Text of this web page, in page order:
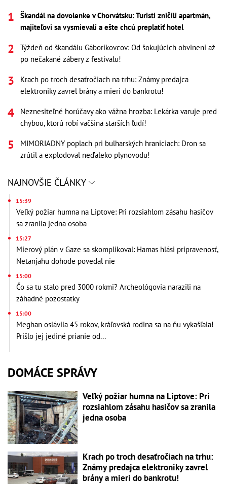
Škandál na dovolenke v Chorvátsku: Turisti zničili apartmán,
majiteľovi sa vysmievali a ešte chcú preplatiť hotel
Týždeň od škandálu Gáboríkovcov: Od šokujúcich obvinení až
po nečakané zábery z festivalu!
Krach po troch desaťročiach na trhu: Známy predajca
elektroniky zavrel brány a mieri do bankrotu!
Neznesiteľné horúčavy ako vážna hrozba: Lekárka varuje pred
chybou, ktorú robí väčšina starších ľudí!
MIMORIADNY poplach pri bulharských hraniciach: Dron sa
zrútil a explodoval neďaleko plynovodu!
NAJNOVŠIE ČLÁNKY
15:39
Veľký požiar humna na Liptove: Pri rozsiahlom zásahu hasičov
sa zranila jedna osoba
15:27
Mierový plán v Gaze sa skomplikoval: Hamas hlási pripravenosť,
Netanjahu dohode povedal nie
15:00
Čo sa tu stalo pred 3000 rokmi? Archeológovia narazili na
záhadné pozostatky
15:00
Meghan oslávila 45 rokov, kráľovská rodina sa na ňu vykašľala!
Prišlo jej jediné prianie od...
DOMÁCE SPRÁVY
Veľký požiar humna na Liptove: Pri
rozsiahlom zásahu hasičov sa zranila
jedna osoba
Krach po troch desaťročiach na trhu:
Známy predajca elektroniky zavrel
brány a mieri do bankrotu!